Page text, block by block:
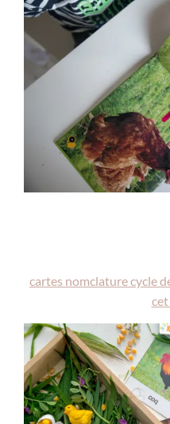
cartes nomclature cycle